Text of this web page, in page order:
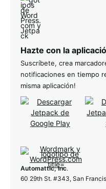
Hazte con la
Suscríbete, crea
notificaciones en tiempo
misma aplicación!
Automattic, Inc.
60 29th St. #343, San